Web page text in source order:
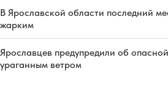
В Ярославской области последний
жарким
Ярославцев предупредили об
ураганным ветром